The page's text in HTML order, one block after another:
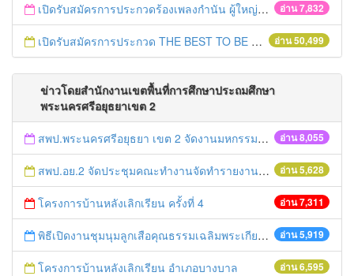
อ่าน 7,832
เปิดรับสมัครการประกวดร้องเพลงกำนัน ผู้ใหญ่บ้าน ฯลฯ
อ่าน 50,499
เปิดรับสมัครการประกวด THE BEST TO BE NUMBER ONE
ข่าวโดยสำนักงานเขตพื้นที่การศึกษาประถมศึกษา
พระนครศรีอยุธยาเขต 2
อ่าน 8,055
สพป.พระนครศรีอยุธยา เขต 2 จัดงานมหกรรมการศึกษาอยุธยาสู่อาเซียน
อ่าน 5,628
สพป.อย.2 จัดประชุมคณะทำงานจัดทำรายงานและติดตามประเมินผลการควบคุมภายใน
อ่าน 7,311
โครงการบ้านหลังเลิกเรียน ครั้งที่ 4
อ่าน 5,919
พิธีเปิดงานชุมนุมลูกเสือคุณธรรมเฉลิมพระเกียรติองค์พระประมุข ครั้งที่ ๔
อ่าน 6,595
โครงการบ้านหลังเลิกเรียน อำเภอบางบาล